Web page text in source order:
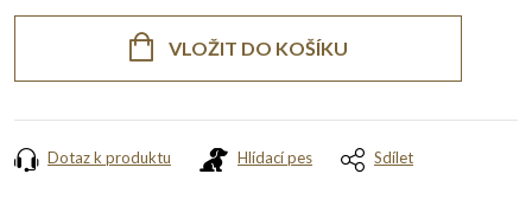
VLOŽIT DO KOŠÍKU
Dotaz k produktu Hlídací pes Sdílet